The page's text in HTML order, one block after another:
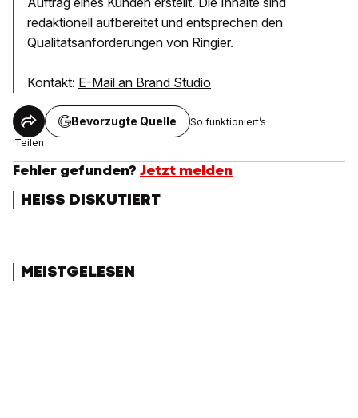
redaktionell aufbereitet und entsprechen den
Qualitätsanforderungen von Ringier.
Kontakt: E-Mail an Brand Studio
Teilen
Bevorzugte Quelle So funktioniert’s
Fehler gefunden? Jetzt melden
HEISS DISKUTIERT
MEISTGELESEN